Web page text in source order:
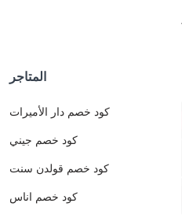
المتاجر
كود خصم دار الأميرات
كود خصم جيني
كود خصم قولدن سنت
كود خصم اناس